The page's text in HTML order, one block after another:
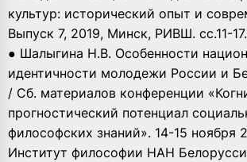
культур: исторический опыт и
Выпуск 7, 2019, Минск, РИВШ. сс.11-17.
● Шалыгина Н.В. Особенности
идентичности молодежи России и
/ Сб. материалов конференции
прогностический потенциал
философских знаний». 14-15 ноября
Институт философии НАН